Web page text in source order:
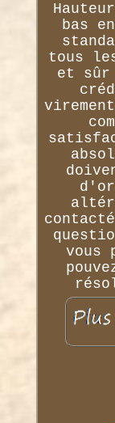
bas
tous
et sûr
vous